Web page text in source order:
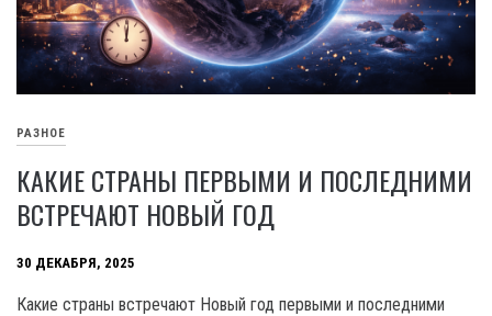
РАЗНОЕ
КАКИЕ СТРАНЫ ПЕРВЫМИ И ПОСЛЕДНИМИ
ВСТРЕЧАЮТ НОВЫЙ ГОД
30 ДЕКАБРЯ, 2025
Какие страны встречают Новый год первыми и последними